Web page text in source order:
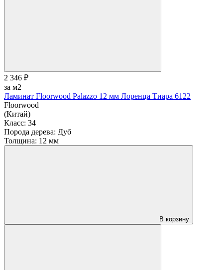
2 346 ₽
за м2
Ламинат Floorwood Palazzo 12 мм Лоренца Тиара 6122
Floorwood
(Китай)
Класс: 34
Порода дерева: Дуб
Толщина: 12 мм
В корзину